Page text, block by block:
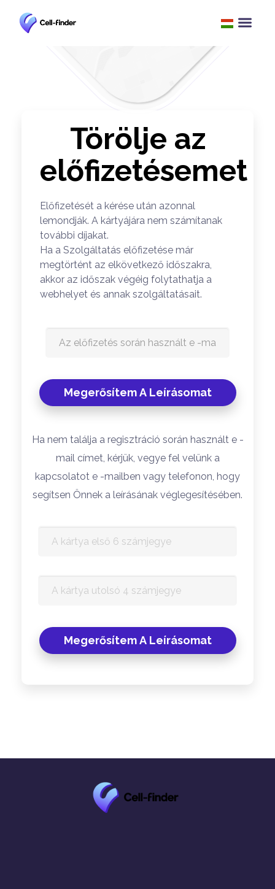
Törölje az
előfizetésemet
Előfizetését a kérése után azonnal
lemondják. A kártyájára nem számítanak
további díjakat.
Ha a Szolgáltatás előfizetése már
megtörtént az elkövetkező időszakra,
akkor az időszak végéig folytathatja a
webhelyet és annak szolgáltatásait.
Ha nem találja a regisztráció során használt e -
mail címet, kérjük, vegye fel velünk a
kapcsolatot e -mailben vagy telefonon, hogy
segítsen Önnek a leírásának véglegesítésében.